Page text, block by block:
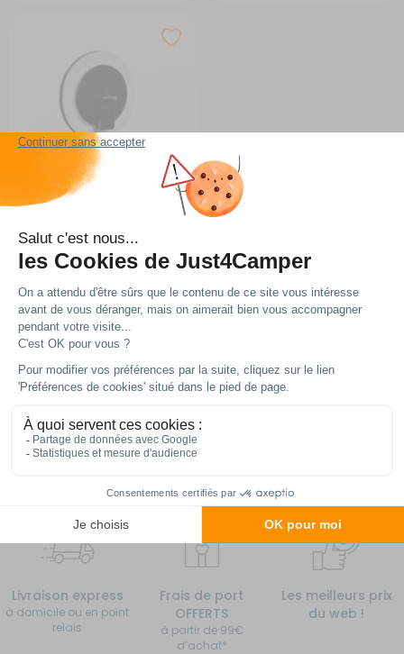
Crochet aimanté CLEVER
A partir de :
14,90 €
En stock
Livraison express
à domicile ou en point
relais
Frais de port
OFFERTS
à partir de 99€
d’achat*
Les meilleurs prix
du web !